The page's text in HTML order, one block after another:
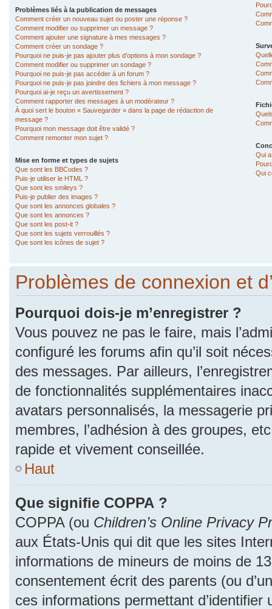
Problèmes liés à la publication de messages
Comment créer un nouveau sujet ou poster une réponse ?
Comment modifier ou supprimer un message ?
Comment ajouter une signature à mes messages ?
Comment créer un sondage ?
Pourquoi ne puis-je pas ajouter plus d’options à mon sondage ?
Comment modifier ou supprimer un sondage ?
Pourquoi ne puis-je pas accéder à un forum ?
Pourquoi ne puis-je pas joindre des fichiers à mon message ?
Pourquoi ai-je reçu un avertissement ?
Comment rapporter des messages à un modérateur ?
À quoi sert le bouton « Sauvegarder » dans la page de rédaction de
message ?
Pourquoi mon message doit être validé ?
Comment remonter mon sujet ?
Mise en forme et types de sujets
Que sont les BBCodes ?
Puis-je utiliser le HTML ?
Que sont les smileys ?
Puis-je publier des images ?
Que sont les annonces globales ?
Que sont les annonces ?
Que sont les post-it ?
Que sont les sujets verrouillés ?
Que sont les icônes de sujet ?
Qui
Qui
Problèmes de connexion et
Pourquoi dois-je m’enregistrer ?
Vous pouvez ne pas le faire, mais
configuré les forums afin qu’il soit
des messages. Par ailleurs,
de fonctionnalités supplémentaires
avatars personnalisés, la messagerie
membres, l’adhésion à des groupes,
rapide et vivement conseillée.
Haut
Que signifie COPPA ?
COPPA (ou Children’s Online Privacy
aux États-Unis qui dit que les sites
informations de mineurs de moins de
consentement écrit des parents (ou
ces informations permettant